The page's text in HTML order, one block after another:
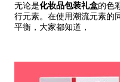
无论是化妆品包装礼盒的色
行元素。在使用潮流元素的
平衡， 大家都知道，